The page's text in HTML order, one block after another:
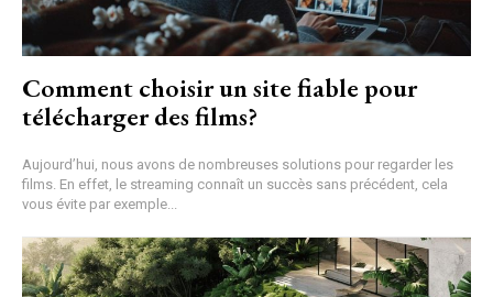
Comment choisir un site fiable pour
télécharger des films?
Aujourd’hui, nous avons de nombreuses solutions pour regarder les
films. En effet, le streaming connaît un succès sans précédent, cela
vous évite par exemple...